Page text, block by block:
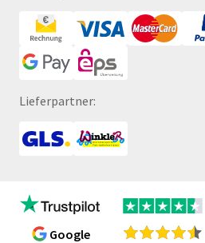
Lieferpartner:
Google